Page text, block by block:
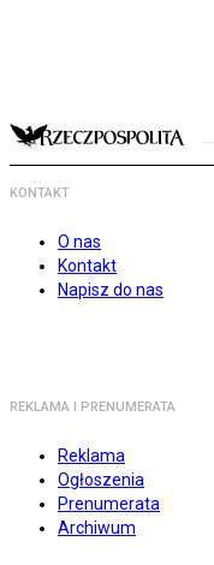
KONTAKT
O nas
Kontakt
Napisz do nas
REKLAMA I PRENUMERATA
Reklama
Ogłoszenia
Prenumerata
Archiwum